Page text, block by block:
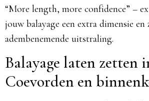
“More length, more confidence” –
jouw balayage een extra dimensie
adembenemende uitstraling.
Balayage laten zetten
Coevorden en